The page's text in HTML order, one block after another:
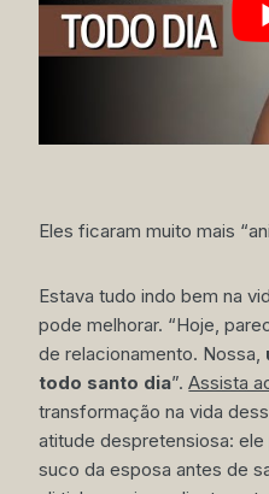
Eles ficaram muito mais
Estava tudo indo bem na
pode melhorar. “Hoje,
de relacionamento. Nossa,
todo santo dia”.Assista
transformação na vida
atitude despretensiosa:
suco da esposa antes de